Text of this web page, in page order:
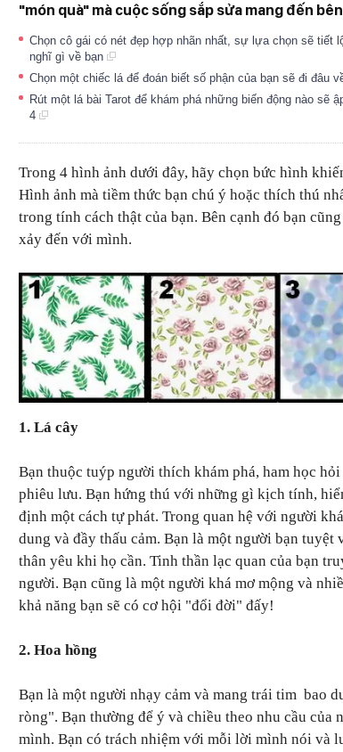
"món quà" mà cuộc sống sắp sửa mang đến
Chọn cô gái có nét đẹp hợp nhãn nhất, sự lựa chọn sẽ tiết
nghĩ gì về bạn
Chọn một chiếc lá để đoán biết số phận của bạn sẽ đi đâu
Rút một lá bài Tarot để khám phá những biến động nào sẽ
4
Trong 4 hình ảnh dưới đây, hãy chọn bức hình
Hình ảnh mà tiềm thức bạn chú ý hoặc thích thú
trong tính cách thật của bạn. Bên cạnh đó bạn
xảy đến với mình.
1. Lá cây
Bạn thuộc tuýp người thích khám phá, ham học
phiêu lưu. Bạn hứng thú với những gì kịch tính,
định một cách tự phát. Trong quan hệ với người
dung và đầy thấu cảm. Bạn là một người bạn
thân yêu khi họ cần. Tinh thần lạc quan của bạn
người. Bạn cũng là một người khá mơ mộng và
khả năng bạn sẽ có cơ hội "đổi đời" đấy!
2. Hoa hồng
Bạn là một người nhạy cảm và mang trái tim bao
ròng". Bạn thường để ý và chiều theo nhu cầu của
mình. Bạn có trách nhiệm với mỗi lời mình nói và